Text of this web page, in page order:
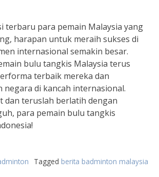
terbaru para pemain Malaysia yang
harapan untuk meraih sukses di
internasional semakin besar.
bulu tangkis Malaysia terus
terbaik mereka dan
negara di kancah internasional.
dan teruslah berlatih dengan
para pemain bulu tangkis
Tagged berita badminton malaysia